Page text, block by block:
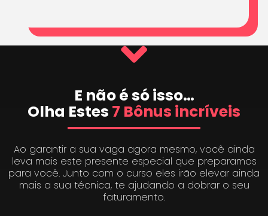
E não é só isso…
Olha Estes 7 Bônus incríveis
Ao garantir a sua vaga agora mesmo, você ainda
leva mais este presente especial que preparamos
para você. Junto com o curso eles irão elevar ainda
mais a sua técnica, te ajudando a dobrar o seu
faturamento.